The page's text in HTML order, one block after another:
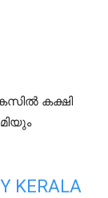
കക്ഷി
KERALA